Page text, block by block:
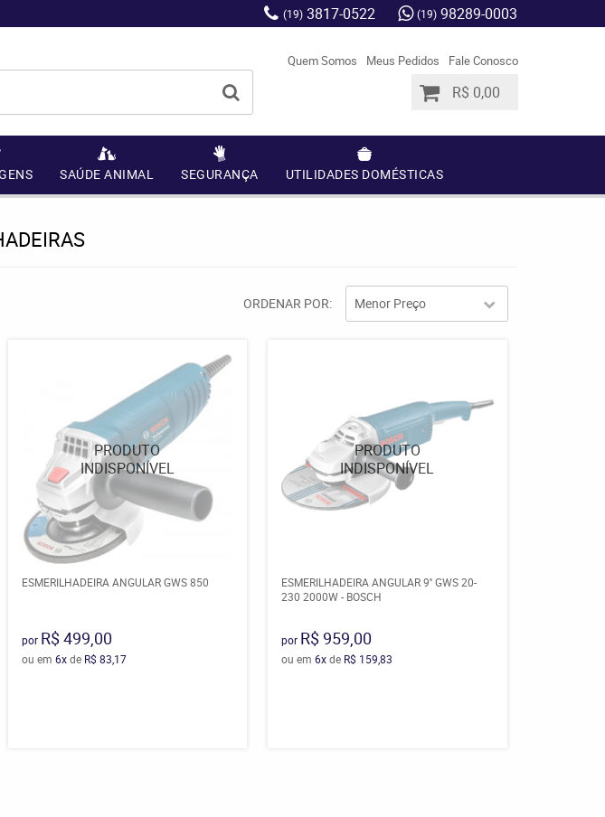
(19) 3817-0522 (19) 98289-0003
Quem Somos Meus Pedidos Fale Conosco
R$ 0,00
SAÚDE ANIMAL SEGURANÇA UTILIDADES DOMÉSTICAS
ORDENAR POR Menor Preço
ESMERILHADEIRA ANGULAR GWS 850
por R$ 499,00
ou em 6xde R$ 83,17
ESMERILHADEIRA ANGULAR 9'' GWS 20-
230 2000W - BOSCH
por R$ 959,00
ou em 6xde R$ 159,83